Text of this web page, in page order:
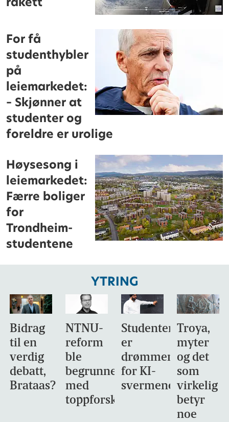
For få
studenthybler
på
leiemarkedet:
– Skjønner at
studenter og
foreldre er urolige
Høysesong i
leiemarkedet:
Færre boliger
for
Trondheim-
studentene
YTRING
Bidrag
til en
verdig
debatt,
Brataas?
NTNU-
reform
ble
begrunnet
med
toppforskning
Studentene
er
drømmemålet
for KI-
svermene
Troya,
myter
og det
som
virkelig
betyr
noe